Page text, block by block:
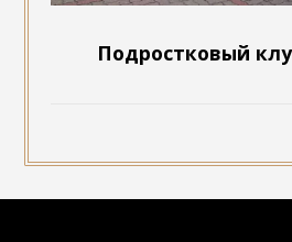
Подростковый